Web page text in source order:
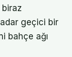
biraz
geçici bir
bahçe ağı